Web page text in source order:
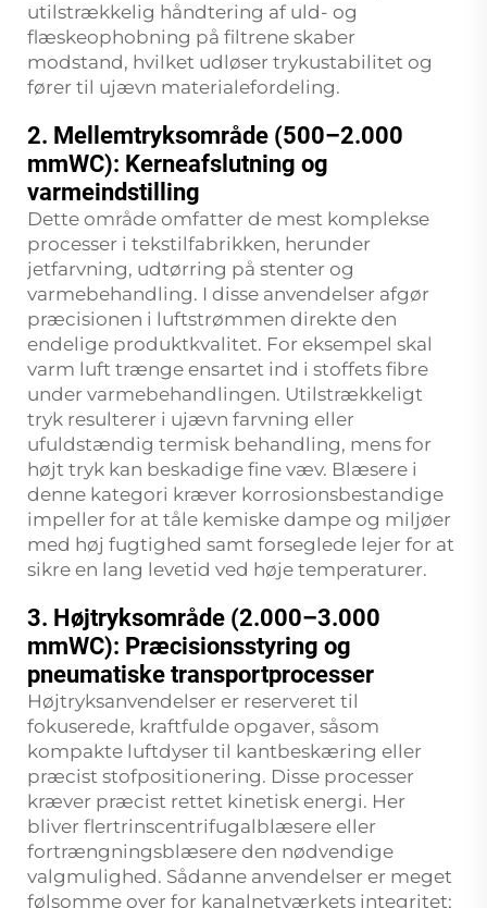
utilstrækkelig håndtering af uld- og
flæskeophobning på filtrene skaber
modstand, hvilket udløser trykustabilitet og
fører til ujævn materialefordeling.
2. Mellemtryksområde (500–2.000
mmWC): Kerneafslutning og
varmeindstilling
Dette område omfatter de mest komplekse
processer i tekstilfabrikken, herunder
jetfarvning, udtørring på stenter og
varmebehandling. I disse anvendelser afgør
præcisionen i luftstrømmen direkte den
endelige produktkvalitet. For eksempel skal
varm luft trænge ensartet ind i stoffets fibre
under varmebehandlingen. Utilstrækkeligt
tryk resulterer i ujævn farvning eller
ufuldstændig termisk behandling, mens for
højt tryk kan beskadige fine væv. Blæsere i
denne kategori kræver korrosionsbestandige
impeller for at tåle kemiske dampe og miljøer
med høj fugtighed samt forseglede lejer for at
sikre en lang levetid ved høje temperaturer.
3. Højtryksområde (2.000–3.000
mmWC): Præcisionsstyring og
pneumatiske transportprocesser
Højtryksanvendelser er reserveret til
fokuserede, kraftfulde opgaver, såsom
kompakte luftdyser til kantbeskæring eller
præcist stofpositionering. Disse processer
kræver præcist rettet kinetisk energi. Her
bliver flertrinscentrifugalblæsere eller
fortrængningsblæsere den nødvendige
valgmulighed. Sådanne anvendelser er meget
følsomme over for kanalnetværkets integritet;